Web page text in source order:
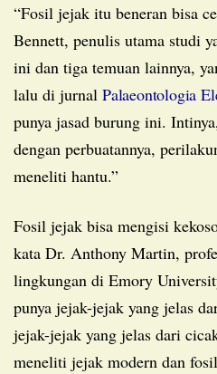
“Fosil jejak itu beneran bisa cerita,” kata Conner
Bennett, penulis utama studi
ini dan tiga temuan lainnya,
lalu di jurnal Palaeontologia
punya jasad burung ini.
dengan perbuatannya,
meneliti hantu.”
Fosil jejak bisa mengisi kekosongan dalam catatan fosil,
kata Dr. Anthony Martin,
lingkungan di Emory
punya jejak-jejak yang jelas
jejak-jejak yang jelas dari
meneliti jejak modern dan